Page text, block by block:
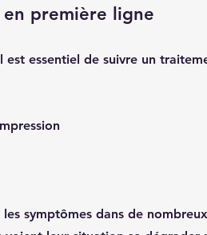
première ligne
est essentiel de suivre un
symptômes dans de